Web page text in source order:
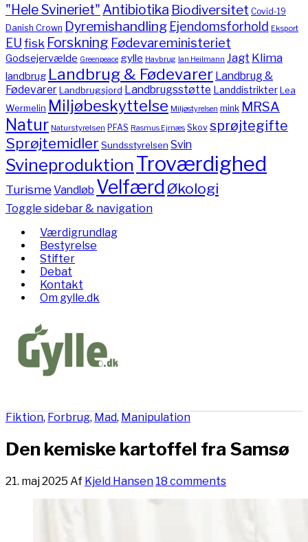
"Hele Svineriet" Antibiotika Biodiversitet Covid-19
Danish Crown Dyremishandling Ejendomsforhold Eksport
EUfisk Forskning Fødevareministeriet
Godsejervælde Greenpeace gylle Havbrug Ian Heilmann Jagt Klima
landbrug Landbrug & Fødevarer Landbrug &
FødevarerLandbrugsjord Landbrugsstøtte LanddistrikterLea
Wermelin Miljøbeskyttelse Miljøstyrelsen mink MRSA
Natur Naturstyrelsen PFAS Rasmus Ejrnæs Skov sprøjtegifte
Sprøjtemidler Sundsstyrelsen Svin
Svineproduktion Troværdighed
TurismeVandløb Velfærd Økologi
Toggle sidebar & navigation
Værdigrundlag
Bestyrelse
Stifter
Debat
Kontakt
Om gylle.dk
Fiktion, Forbrug, Mad, Manipulation
Den kemiske kartoffel fra Samsø
21. maj 2025 Af Kjeld Hansen 18 comments